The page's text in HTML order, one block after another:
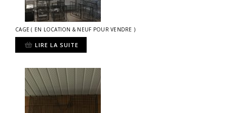
CAGE ( EN LOCATION & NEUF POUR VENDRE )
LIRE LA SUITE